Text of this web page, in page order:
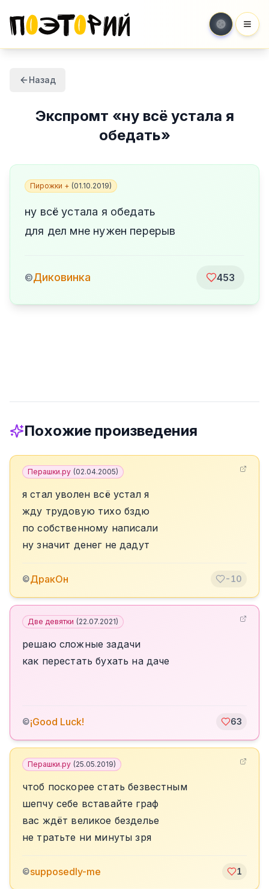
Назад
Экспромт «ну всё устала я
обедать»
Пирожки + (01.10.2019)
ну всё устала я обедать
для дел мне нужен перерыв
©Диковинка 453
Похожие произведения
Перашки.ру (02.04.2005)
я стал уволен всё устал я
жду трудовую тихо бздю
по собственному написали
ну значит денег не дадут
©ДракОн -10
Две девятки (22.07.2021)
решаю сложные задачи
как перестать бухать на даче
©¡Good Luck! 63
Перашки.ру (25.05.2019)
чтоб поскорее стать безвестным
шепчу себе вставайте граф
вас ждёт великое безделье
не тратьте ни минуты зря
©supposedly-me 1